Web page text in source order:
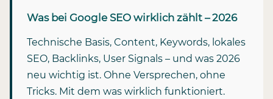
Was bei Google SEO wirklich zählt – 2026
Technische Basis, Content, Keywords, lokales
SEO, Backlinks, User Signals – und was 2026
neu wichtig ist. Ohne Versprechen, ohne
Tricks. Mit dem was wirklich funktioniert.